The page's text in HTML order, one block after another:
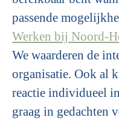
passende
Werken bij Noord-
We waarderen de
organisatie. Ook al
reactie individueel
graag in gedachten